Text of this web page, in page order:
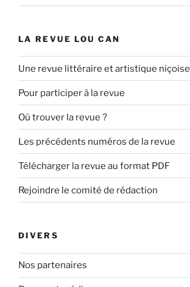
LA REVUE LOU CAN
Une revue littéraire et artistique niçoise
Pour participer à la revue
Où trouver la revue ?
Les précédents numéros de la revue
Télécharger la revue au format PDF
Rejoindre le comité de rédaction
DIVERS
Nos partenaires